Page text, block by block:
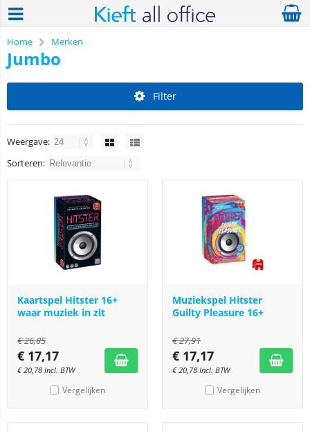
Home Merken
Jumbo
Filter
Weergave:
Sorteren:
Kaartspel Hitster 16+
waar muziek in zit
€26,85
€ 17,17
€20,78 Incl. BTW
Vergelijken
Muziekspel Hitster
Guilty Pleasure 16+
€27,91
€ 17,17
€20,78 Incl. BTW
Vergelijken